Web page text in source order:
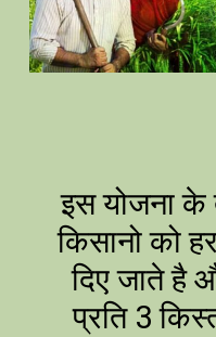
इस योजना के
किसानो को
दिए जाते है
प्रति 3